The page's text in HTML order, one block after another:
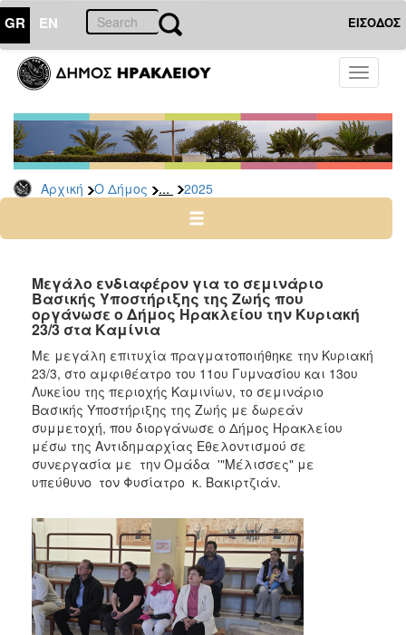
GR EN ΕΙΣΟΔΟΣ
Toggle
Αρχική Ο Δήμος ... 2025
ΔΗΜΟΣ
Δελτία
Τύπου
Αρχείο
2026
2024
2022
2021
2020
2019
2018
2017
2016
2015
2013
2012
2011
2010
2006
Μεγάλο ενδιαφέρον για το σεμινάριο
Βασικής Υποστήριξης της Ζωής που
οργάνωσε ο Δήμος Ηρακλείου την Κυριακή
23/3 στα Καμίνια
Με μεγάλη επιτυχία πραγματοποιήθηκε την Κυριακή
23/3, στο αμφιθέατρο του 11ου Γυμνασίου και 13ου
Λυκείου της περιοχής Καμινίων, το σεμινάριο
Βασικής Υποστήριξης της Ζωής με δωρεάν
συμμετοχή, που διοργάνωσε ο Δήμος Ηρακλείου
μέσω της Αντιδημαρχίας Εθελοντισμού σε
συνεργασία με την Ομάδα '"Μέλισσες" με
υπεύθυνο τον Φυσίατρο κ. Βακιρτζιάν.